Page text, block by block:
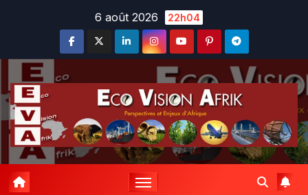
6 août 2026 22h04